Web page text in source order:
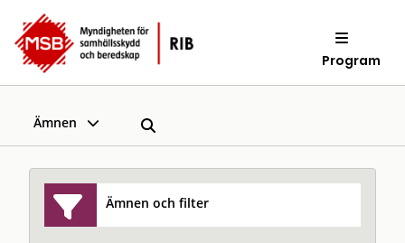
Program
Ämnen
Ämnen och filter